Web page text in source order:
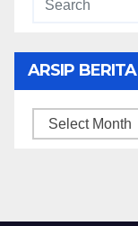
ARSIP BERITA
ARSIP